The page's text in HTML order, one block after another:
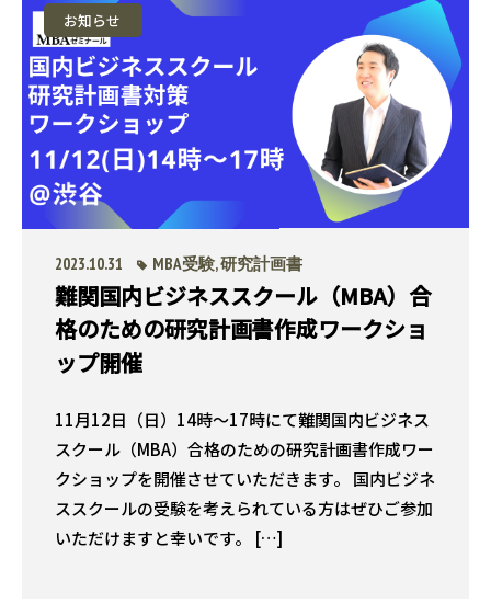
お知らせ
2023.10.31 MBA受験,研究計画書
難関国内ビジネススクール（MBA）合
格のための研究計画書作成ワークショ
ップ開催
11月12日（日）14時〜17時にて難関国内ビジネス
スクール（MBA）合格のための研究計画書作成ワー
クショップを開催させていただきます。 国内ビジネ
ススクールの受験を考えられている方はぜひご参加
いただけますと幸いです。 […]